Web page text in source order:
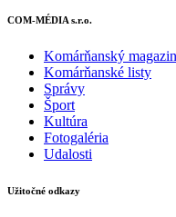
COM-MÉDIA s.r.o.
Komárňanský magazin
Komárňanské listy
Správy
Šport
Kultúra
Fotogaléria
Udalosti
Užitočné odkazy